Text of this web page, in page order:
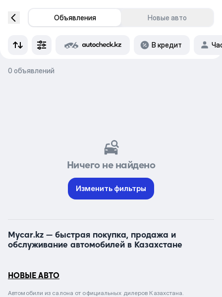
Объявления Новые авто
В кредит
0 объявлений
Ничего не найдено
Изменить фильтры
Mycar.kz — быстрая покупка, продажа и
обслуживание автомобилей в Казахстане
НОВЫЕ АВТО
Автомобили из салона от официальных дилеров Казахстана.